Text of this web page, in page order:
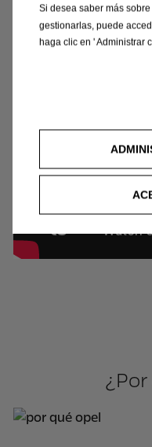
Si desea saber más
gestionarlas, puede
haga clic en ' Administrar